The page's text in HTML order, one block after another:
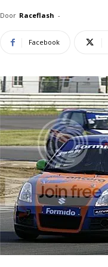
Door Raceflash -
Facebook